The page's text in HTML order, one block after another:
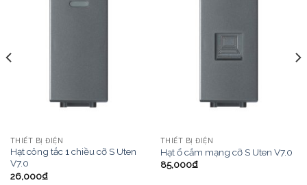
THIẾT BỊ ĐIỆN
Hạt công tắc 1 chiều cỡ S Uten
V7.0
26,000₫
THIẾT BỊ ĐIỆN
Hạt ổ cắm mạng cỡ S Uten V7.0
85,000₫